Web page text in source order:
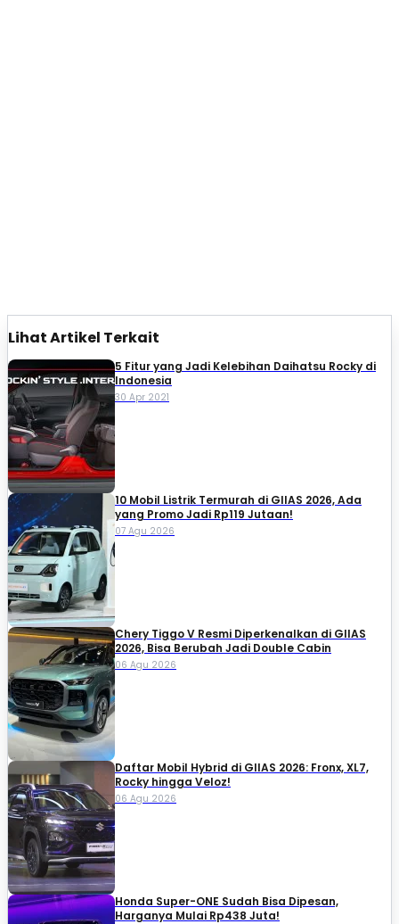
Lihat Artikel Terkait
5 Fitur yang Jadi Kelebihan Daihatsu Rocky di
Indonesia
30 Apr 2021
10 Mobil Listrik Termurah di GIIAS 2026, Ada
yang Promo Jadi Rp119 Jutaan!
07 Agu 2026
Chery Tiggo V Resmi Diperkenalkan di GIIAS
2026, Bisa Berubah Jadi Double Cabin
06 Agu 2026
Daftar Mobil Hybrid di GIIAS 2026: Fronx, XL7,
Rocky hingga Veloz!
06 Agu 2026
Honda Super-ONE Sudah Bisa Dipesan,
Harganya Mulai Rp438 Juta!